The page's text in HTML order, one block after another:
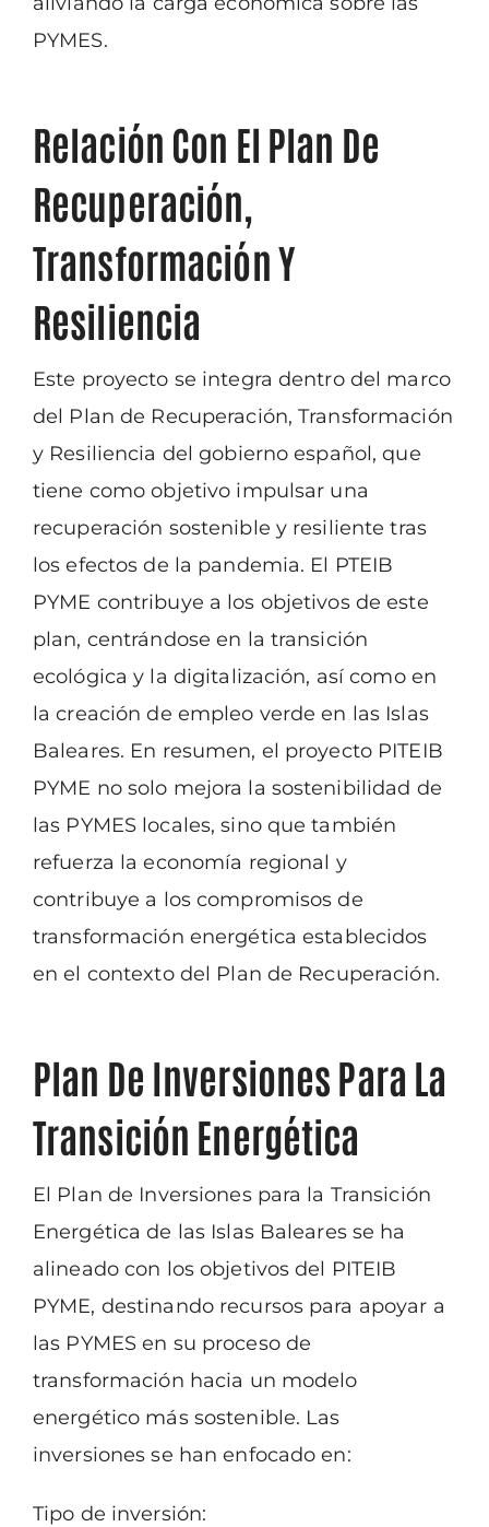
PYMES.
Relación Con El Plan De
Recuperación,
Transformación Y
Resiliencia
Este proyecto se integra dentro del marco
del Plan de Recuperación, Transformación
y Resiliencia del gobierno español, que
tiene como objetivo impulsar una
recuperación sostenible y resiliente tras
los efectos de la pandemia. El PTEIB
PYME contribuye a los objetivos de este
plan, centrándose en la transición
ecológica y la digitalización, así como en
la creación de empleo verde en las Islas
Baleares. En resumen, el proyecto PITEIB
PYME no solo mejora la sostenibilidad de
las PYMES locales, sino que también
refuerza la economía regional y
contribuye a los compromisosde
transformación energética establecidos
en el contexto del Plan de Recuperación.
Plan De Inversiones Para La
Transición Energética
El Plan de Inversiones para la Transición
Energética de las Islas Baleares se ha
alineadocon los objetivos del PITEIB
PYME, destinando recursos para apoyar a
las PYMES en su proceso de
transformación hacia un modelo
energético más sostenible. Las
inversionesse han enfocado en:
Tipo de inversión: